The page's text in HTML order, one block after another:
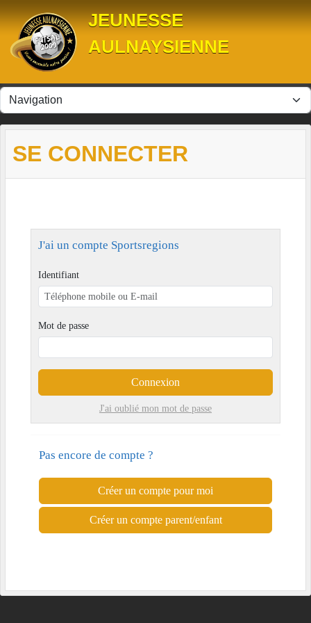
JEUNESSE
AULNAYSIENNE
SE CONNECTER
J'ai un compte Sportsregions
Identifiant
Mot de passe
Connexion
J'ai oublié mon mot de passe
Pas encore de compte ?
Créer un compte pour moi
Créer un compte parent/enfant